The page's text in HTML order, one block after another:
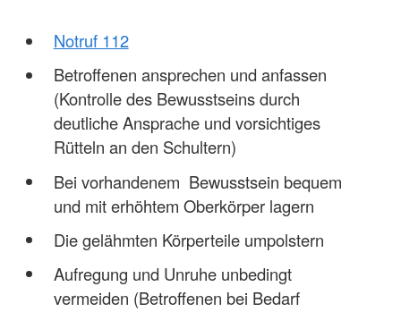
Notruf 112
Betroffenen ansprechen und anfassen
(Kontrolle des Bewusstseins durch
deutliche Ansprache und vorsichtiges
Rütteln an den Schultern)
Bei vorhandenem Bewusstsein bequem
und mit erhöhtem Oberkörper lagern
Die gelähmten Körperteile umpolstern
Aufregung und Unruhe unbedingt
vermeiden (Betroffenen bei Bedarf